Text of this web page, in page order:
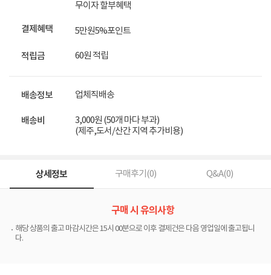
무이자 할부혜택
결제혜택 5만원5%포인트
적립금 60원 적립
배송정보 업체직배송
배송비
3,000원 (50개 마다 부과)
(제주,도서/산간 지역 추가비용)
상세정보 구매후기(0) Q&A(0)
구매 시 유의사항
해당 상품의 출고 마감시간은 15시 00분으로 이후 결제건은 다음 영업일에 출고됩니
다.